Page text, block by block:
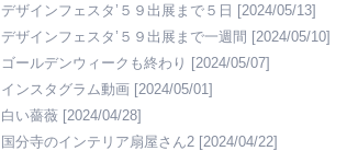
デザインフェスタ’５９出展まで５日 [2024/05/13]
デザインフェスタ’５９出展まで一週間 [2024/05/10]
ゴールデンウィークも終わり [2024/05/07]
インスタグラム動画 [2024/05/01]
白い薔薇 [2024/04/28]
国分寺のインテリア扇屋さん2 [2024/04/22]